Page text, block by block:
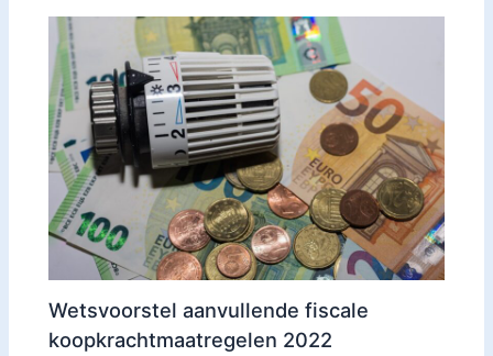
Wetsvoorstel aanvullende fiscale
koopkrachtmaatregelen 2022